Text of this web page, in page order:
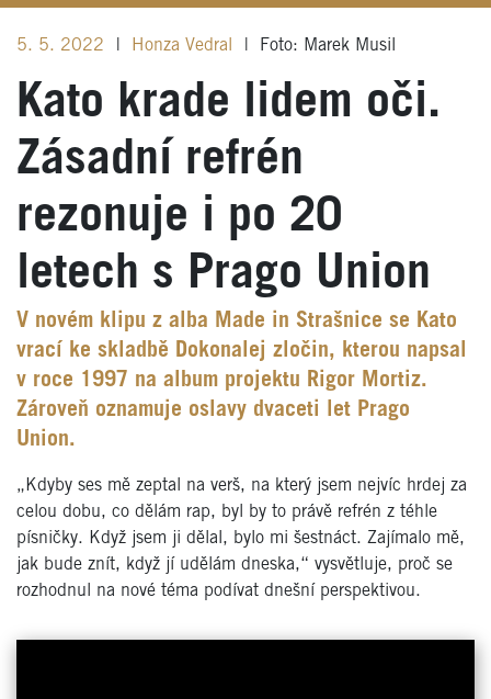
5. 5. 2022 Honza Vedral Foto: Marek Musil
Kato krade lidem oči.
Zásadní refrén
rezonuje i po 20
letech s Prago Union
V novém klipu z alba Made in Strašnice se Kato
vrací ke skladbě Dokonalej zločin, kterou napsal
v roce 1997 na album projektu Rigor Mortiz.
Zároveň oznamuje oslavy dvaceti let Prago
Union.
„Kdyby ses mě zeptal na verš, na který jsem nejvíc hrdej za
celou dobu, co dělám rap, byl by to právě refrén z téhle
písničky. Když jsem ji dělal, bylo mi šestnáct. Zajímalo mě,
jak bude znít, když jí udělám dneska,“ vysvětluje, proč se
rozhodnul na nové téma podívat dnešní perspektivou.